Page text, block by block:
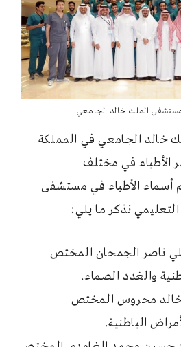
الملك خالد الجامعي
خالد الجامعي في المملكة
الأطباء في مختلف
الأطباء في مستشفى
نذكر ما يلي:
ناصر الجمحان المختص
والغدد الصماء.
خالد محروس المختص
الباطنية.